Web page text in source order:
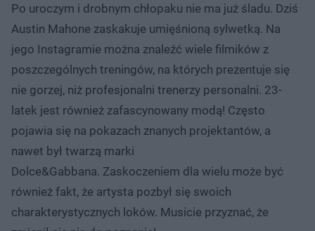
Po uroczym i drobnym chłopaku nie ma już śladu. Dziś
Austin Mahone zaskakuje umięśnioną sylwetką. Na
jego Instagramie można znaleźć wiele filmików z
poszczególnych treningów, na których prezentuje się
nie gorzej, niż profesjonalni trenerzy personalni. 23-
latek jest również zafascynowany modą! Często
pojawia się na pokazach znanych projektantów, a
nawet był twarzą marki
Dolce&Gabbana. Zaskoczeniem dla wielu może być
również fakt, że artysta pozbył się swoich
charakterystycznych loków. Musicie przyznać, że